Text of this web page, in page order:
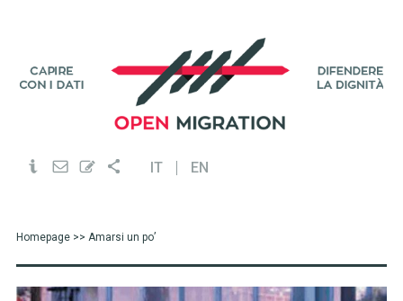
IT EN
Homepage>> Amarsi un po’